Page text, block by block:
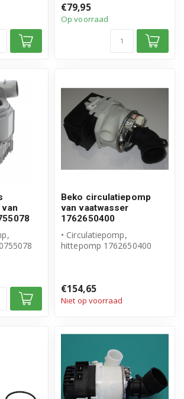
• Origineel Beko product
• Artikel...
€79,95
Op voorraad
Beko circulatiepomp
van vaatwasser
1762650400
• Circulatiepomp,
hittepomp 1762650400
€154,65
Niet op voorraad